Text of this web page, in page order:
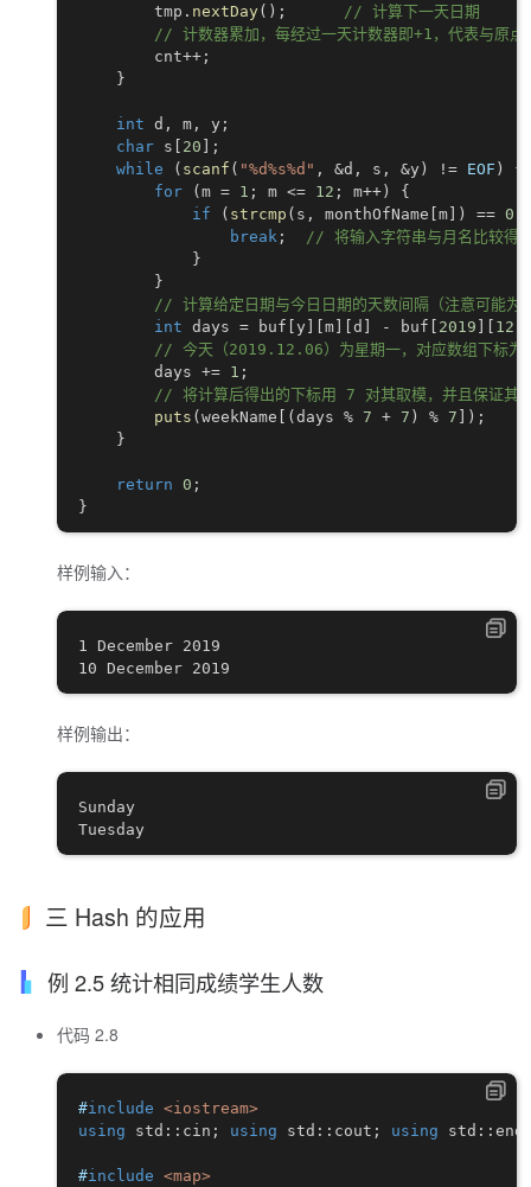
        tmp
. nextDay( ) ;
// 计算下一天日期
// 计数器累加，每经过一天计数器即+1，代表与原点
        cnt
++ ;
}
int d , m , y ;
char s 20
;
while
( scanf ( "%d%s%d" , &d , s , &y ) != EOF )
{
for
( m = 1 ; m <= 12 ; m++ )
{
if
( strcmp ( s , monthOfName m ) == 0
break ;
// 将输入字符串与月名比较得
}
}
// 计算给定日期与今日日期的天数间隔（注意可能为
int days = buf y m d - buf 2019 12
// 今天（2019.12.06）为星期一，对应数组下标
        days
+= 1 ;
// 将计算后得出的下标用 7 对其取模，并且保证其
puts ( weekName ( days % 7 + 7 ) % 7 ) ;
}
return 0 ;
}
样例输入：
1 December 2019
样例输出：
Sunday
三 Hash 的应用
例 2.5 统计相同成绩学生人数
代码 2.8
#include <iostream>
using std :: cin ; using std :: cout ; using std ::
#include <map>